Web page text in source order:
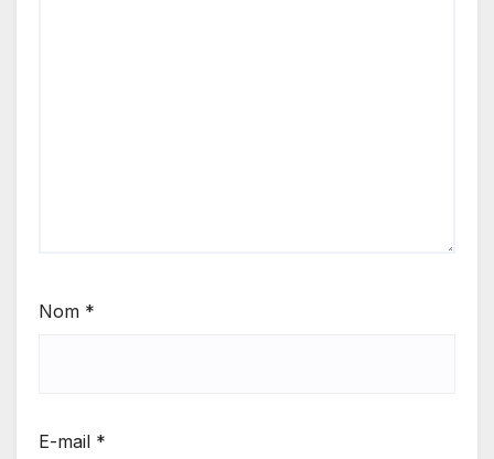
Nom *
E-mail *